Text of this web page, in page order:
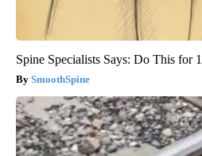
Spine Specialists Says: Do This for
SmoothSpine